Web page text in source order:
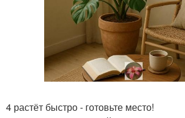
4 растёт быстро - готовьте место!